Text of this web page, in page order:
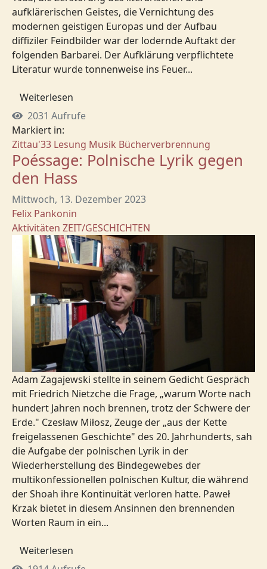
aufklärerischen Geistes, die Vernichtung des
modernen geistigen Europas und der Aufbau
diffiziler Feindbilder war der lodernde Auftakt der
folgenden Barbarei. Der Aufklärung verpflichtete
Literatur wurde tonnenweise ins Feuer...
Weiterlesen
2031 Aufrufe
Markiert in:
Zittau'33 Lesung Musik Bücherverbrennung
Poéssage: Polnische Lyrik gegen
den Hass
Mittwoch, 13. Dezember 2023
Felix Pankonin
Aktivitäten ZEIT/GESCHICHTEN
Adam Zagajewski stellte in seinem Gedicht Gespräch
mit Friedrich Nietzche die Frage, „warum Worte nach
hundert Jahren noch brennen, trotz der Schwere der
Erde." Czesław Miłosz, Zeuge der „aus der Kette
freigelassenen Geschichte" des 20. Jahrhunderts, sah
die Aufgabe der polnischen Lyrik in der
Wiederherstellung des Bindegewebes der
multikonfessionellen polnischen Kultur, die während
der Shoah ihre Kontinuität verloren hatte. Paweł
Krzak bietet in diesem Ansinnen den brennenden
Worten Raum in ein...
Weiterlesen